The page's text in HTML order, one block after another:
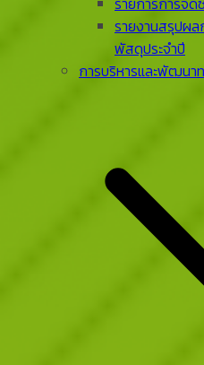
รายงานสรุปผ
พัสดุประจําปี
การบริหารและพัฒนา